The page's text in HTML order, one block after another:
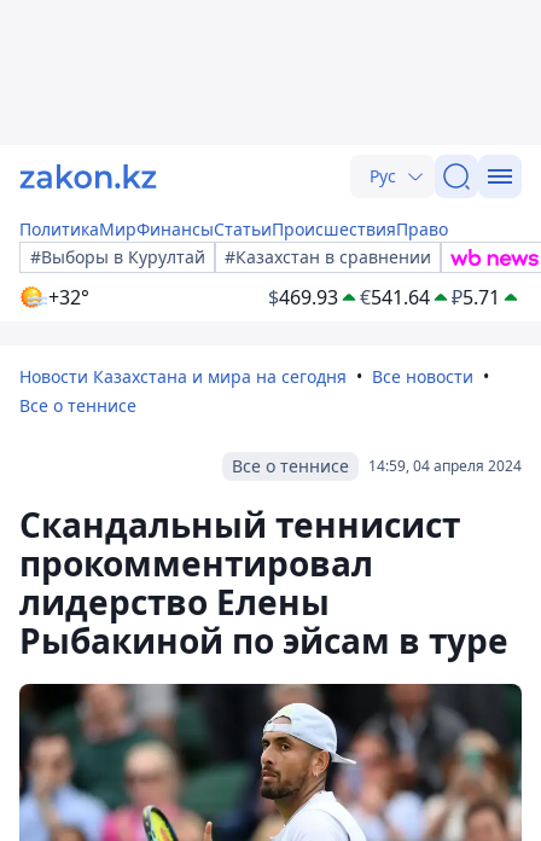
Рус
ПолитикаМирФинансыСтатьиПроисшествияПраво
#Выборы в Курултай
#Казахстан в сравнении
+32° $469.93 €541.64 ₽5.71
Новости Казахстана и мира на сегодня
Все новости
Все о теннисе
14:59, 04 апреля 2024
Все о теннисе
Скандальный теннисист
прокомментировал
лидерство Елены
Рыбакиной по эйсам в туре